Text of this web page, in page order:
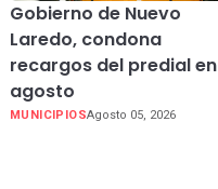
Gobierno de Nuevo
Laredo, condona
recargos del predial en
agosto
MUNICIPIOSAgosto 05, 2026